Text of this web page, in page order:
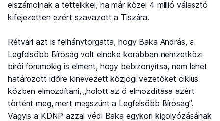
elszámolnak a tetteikkel, ha már közel 4 millió választó
kifejezetten ezért szavazott a Tiszára.
Rétvári azt is felhánytorgatta, hogy Baka András, a
Legfelsőbb Bíróság volt elnöke korábban nemzetközi
bírói fórumokig is elment, hogy bebizonyítsa, nem lehet
határozott időre kinevezett közjogi vezetőket ciklus
közben elmozdítani, „holott az ő elmozdítása azért
történt meg, mert megszűnt a Legfelsőbb Bíróság”.
Vagyis a KDNP azzal védi Baka egykori kigolyózásának